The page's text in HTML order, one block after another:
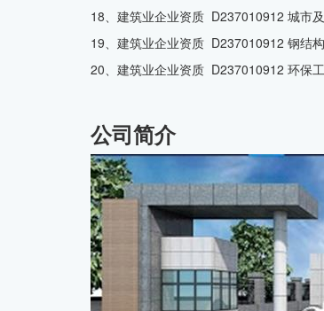
18、建筑业企业资质 D237010912 城市
19、建筑业企业资质 D237010912 钢结
20、建筑业企业资质 D237010912 环保
公司简介